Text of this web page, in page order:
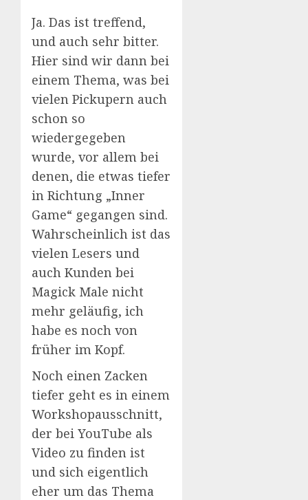
Ja. Das ist treffend,
und auch sehr bitter.
Hier sind wir dann bei
einem Thema, was bei
vielen Pickupern auch
schon so
wiedergegeben
wurde, vor allem bei
denen, die etwas tiefer
in Richtung „Inner
Game“ gegangen sind.
Wahrscheinlich ist das
vielen Lesers und
auch Kunden bei
Magick Male nicht
mehr geläufig, ich
habe es noch von
früher im Kopf.
Noch einen Zacken
tiefer geht es in einem
Workshopausschnitt,
der bei YouTube als
Video zu finden ist
und sich eigentlich
eher um das Thema